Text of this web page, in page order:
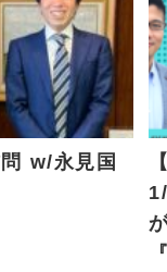
w/永見国